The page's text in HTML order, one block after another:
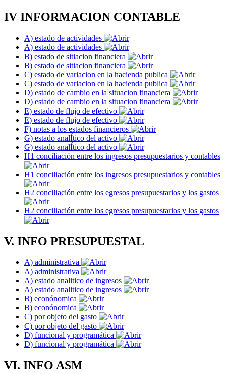
IV INFORMACION CONTABLE
A) estado de actividades
A) estado de actividades
B) estado de sitiacion financiera
B) estado de sitiacion financiera
C) estado de variacion en la hacienda publica
C) estado de variacion en la hacienda publica
D) estado de cambio en la situacion financiera
D) estado de cambio en la situacion financiera
E) estado de flujo de efectivo
E) estado de flujo de efectivo
F) notas a los estados financieros
G) estado analÍtico del activo
G) estado analÍtico del activo
H1 conciliación entre los ingresos presupuestarios y contables
H1 conciliación entre los ingresos presupuestarios y contables
H2 conciliación entre los egresos presupuestarios y los gastos
H2 conciliación entre los egresos presupuestarios y los gastos
V. INFO PRESUPUESTAL
A) administrativa
A) administrativa
A) estado analitico de ingresos
A) estado analitico de ingresos
B) econónomica
B) econónomica
C) por objeto del gasto
C) por objeto del gasto
D) funcional y programática
D) funcional y programática
VI. INFO ASM